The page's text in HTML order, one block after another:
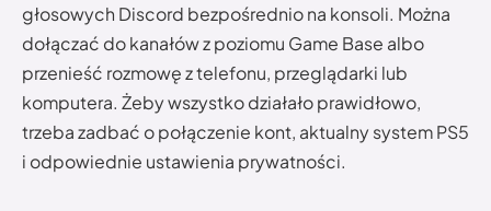
głosowych Discord bezpośrednio na konsoli. Można
dołączać do kanałów z poziomu Game Base albo
przenieść rozmowę z telefonu, przeglądarki lub
komputera. Żeby wszystko działało prawidłowo,
trzeba zadbać o połączenie kont, aktualny system PS5
i odpowiednie ustawienia prywatności.